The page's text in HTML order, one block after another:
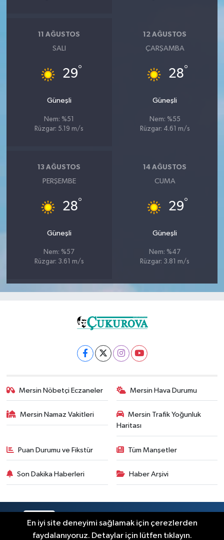
11 AĞUSTOS
SALI
29°
Güneşli
Nem: %51
Rüzgar: 5.19 m/s
12 AĞUSTOS
ÇARŞAMBA
28°
Güneşli
Nem: %55
Rüzgar: 4.61 m/s
13 AĞUSTOS
PERŞEMBE
28°
Güneşli
Nem: %57
Rüzgar: 3.61 m/s
14 AĞUSTOS
CUMA
29°
Güneşli
Nem: %47
Rüzgar: 3.81 m/s
Mersin Nöbetçi Eczaneler Mersin Hava Durumu
Mersin Namaz Vakitleri
Mersin Trafik Yoğunluk
Haritası
Puan Durumu ve Fikstür Tüm Manşetler
Son Dakika Haberleri Haber Arşivi
En iyi site deneyimi sağlamak için çerezlerden
faydalanıyoruz. Detaylar için lütfen tıklayın.